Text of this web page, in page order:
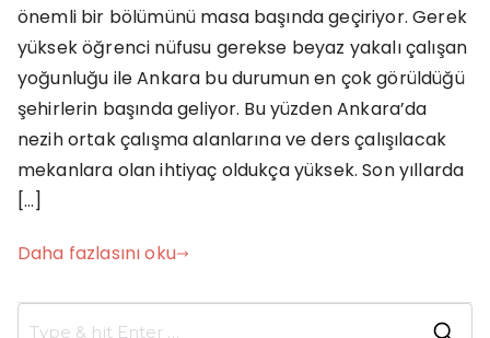
Work
Up
önemli bir bölümünü masa başında geçiriyor. Gerek
yüksek öğrenci nüfusu gerekse beyaz yakalı çalışan
yoğunluğu ile Ankara bu durumun en çok görüldüğü
şehirlerin başında geliyor. Bu yüzden Ankara’da
nezih ortak çalışma alanlarına ve ders çalışılacak
mekanlara olan ihtiyaç oldukça yüksek. Son yıllarda
[…]
Daha fazlasını oku